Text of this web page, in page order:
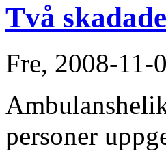
Två
Fre, 2008-11-
personer